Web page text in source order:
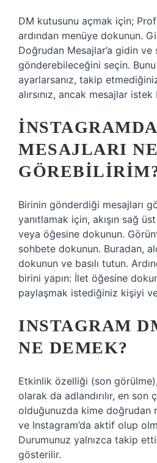
DM kutusunu açmak için;
ardından menüye dokunun.
Doğrudan Mesajlar’a gidin
gönderebileceğini seçin.
ayarlarsanız, takip
alırsınız, ancak mesajlar
İNSTAGRAMDA
MESAJLARI
Birinin gönderdiği mesajları
yanıtlamak için, akışın sağ
veya öğesine dokunun.
sohbete dokunun. Buradan,
dokunun ve basılı tutun.
birini yapın: İlet öğesine
paylaşmak istediğiniz kişiyi
INSTAGRAM
NE DEMEK?
Etkinlik özelliği (son
olarak da adlandırılır, en son
olduğunuzda kime doğrudan
ve Instagram’da aktif olup
Durumunuz yalnızca takip
gösterilir.